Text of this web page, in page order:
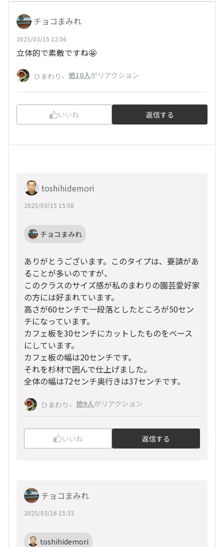
チョコまみれ
2025/03/15 12:56
立体的で素敵ですね🤩
ひまわり 、 他10人がリアクション
いいね 返信する
toshihidemori
2025/03/15 15:58
チョコまみれ
ありがとうございます。このタイプは、要請があ
ることが多いのですが、
このクラスのサイズ感が私のまわりの園芸愛好家
の方には好まれています。
高さが60センチで一段落としたところが50セン
チになっています。
カフェ板を30センチにカットしたものをベース
にしています。
カフェ板の幅は20センチです。
それを杉材で囲んで仕上げました。
全体の幅は72センチ奥行きは37センチです。
ひまわり 、 他9人がリアクション
いいね 返信する
チョコまみれ
2025/03/16 15:33
toshihidemori